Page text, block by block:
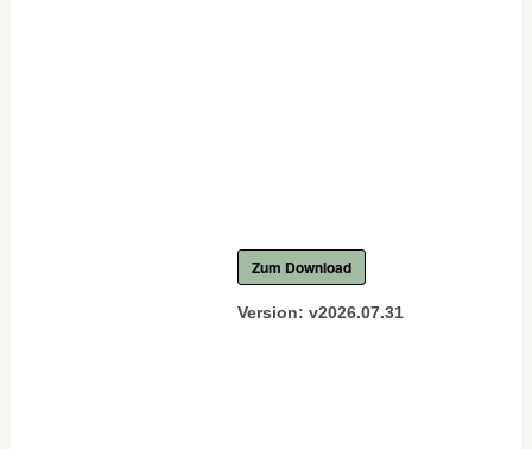
Zum Download
Version: v2026.07.31